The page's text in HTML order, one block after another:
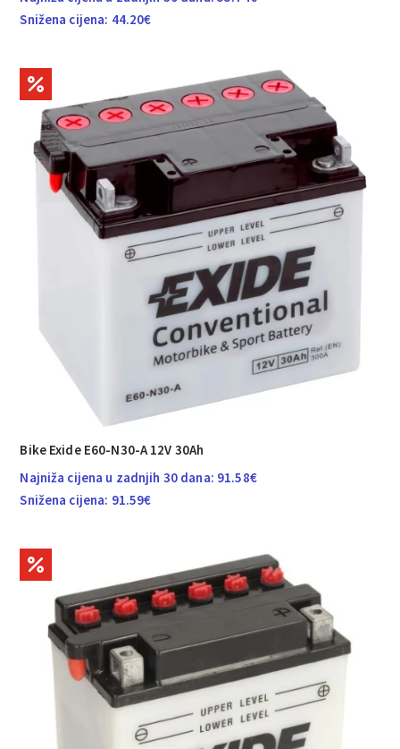
Snižena cijena: 44.20€
Bike Exide E60-N30-A 12V 30Ah
Najniža cijena u zadnjih 30 dana: 91.58€
Snižena cijena: 91.59€